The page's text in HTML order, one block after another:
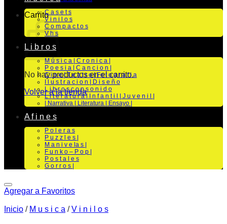
Carrito
No hay productos en el carrito.
Volver a la tienda
C a s e t s
V i n i l o s
C o m p a c t o s
V h s
L i b r o s
M ú s i c a | C r o n i c a |
P o e s i a | C a n c i o n |
C i n e | T e a t r o | Fo t o g r a f i a
I l u s t r a c i o n | D i s e ñ o
L i b r o s c o n s o n i d o
L i t e r a t u r a | I n f a n t i l | J u v e n i l |
| Narrativa | Literatura | Ensayo |
A f i n e s
P o l e r a s
P u z z l e s |
M a n i v e la s |
F u n k o – P o p |
P o s t a l e s
G o r r o s |
Agregar a Favoritos
Inicio / M u s i c a / V i n i l o s